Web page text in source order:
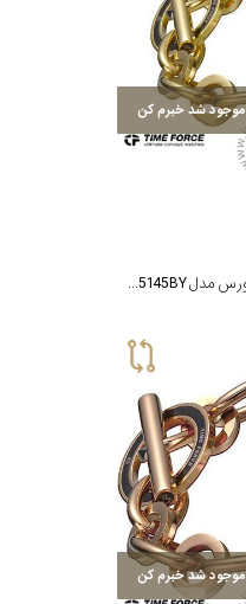
موجود شد خبرم کن
زیور آلات و جواهر تایم فورس مدل TS5145BY
موجود شد خبرم کن